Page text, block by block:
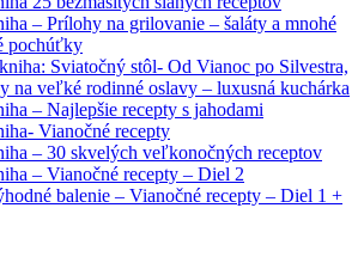
– Prílohy na grilovanie – šaláty a mnohé
pochúťky
Sviatočný stôl- Od Vianoc po Silvestra,
na veľké rodinné oslavy – luxusná kuchárka
– Najlepšie recepty s jahodami
Vianočné recepty
– 30 skvelých veľkonočných receptov
– Vianočné recepty – Diel 2
balenie – Vianočné recepty – Diel 1 +